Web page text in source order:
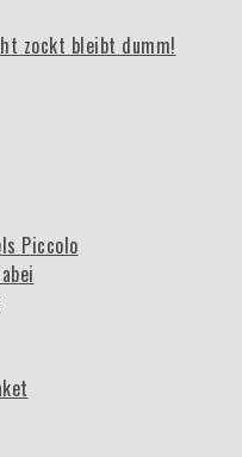
zockt bleibt dumm!
Piccolo